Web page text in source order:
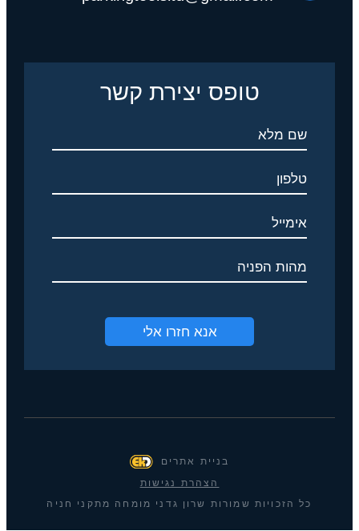
טופס יצירת קשר
בניית אתרים
הצהרת נגישות
כל הזכויות שמורות שרון גדני מומחה מתקני חניה